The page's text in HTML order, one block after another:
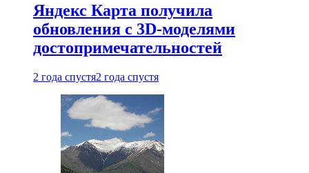
Яндекс Карта получила
обновления с 3D-моделями
достопримечательностей
2 года спустя2 года спустя